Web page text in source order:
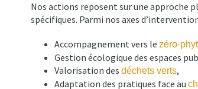
Nos actions reposent sur une approche
spécifiques. Parmi nos axes
Accompagnement vers le zéro-
Gestion écologique des espaces
Valorisation des déchets verts,
Adaptation des pratiques face au